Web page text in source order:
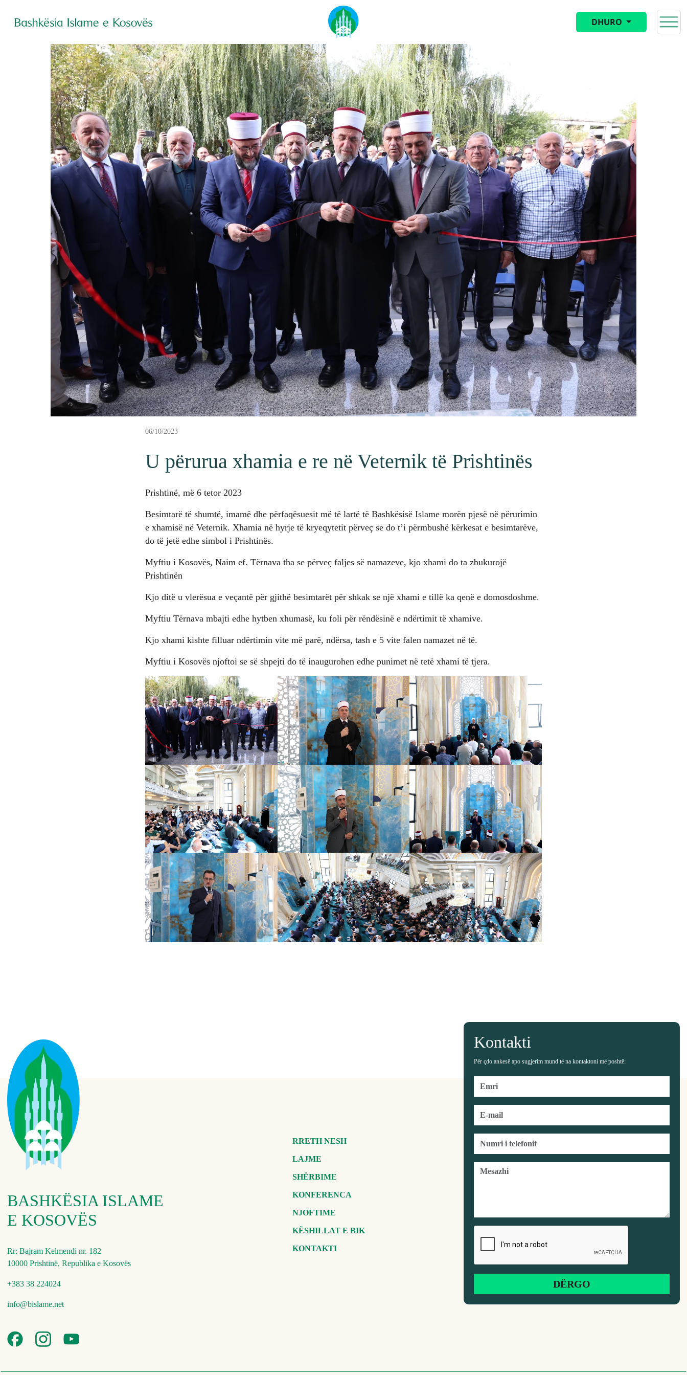
DHURO
06/10/2023
U përurua xhamia e re në Veternik të Prishtinës
Prishtinë, më 6 tetor 2023
Besimtarë të shumtë, imamë dhe përfaqësuesit më të lartë të Bashkësisë Islame morën pjesë në përurimin
e xhamisë në Veternik. Xhamia në hyrje të kryeqytetit përveç se do t’i përmbushë kërkesat e besimtarëve,
do të jetë edhe simbol i Prishtinës.
Myftiu i Kosovës, Naim ef. Tërnava tha se përveç faljes së namazeve, kjo xhami do ta zbukurojë
Prishtinën
Kjo ditë u vlerësua e veçantë për gjithë besimtarët për shkak se një xhami e tillë ka qenë e domosdoshme.
Myftiu Tërnava mbajti edhe hytben xhumasë, ku foli për rëndësinë e ndërtimit të xhamive.
Kjo xhami kishte filluar ndërtimin vite më parë, ndërsa, tash e 5 vite falen namazet në të.
Myftiu i Kosovës njoftoi se së shpejti do të inaugurohen edhe punimet në tetë xhami të tjera.
BASHKËSIA ISLAME
E KOSOVËS
Rr: Bajram Kelmendi nr. 182
10000 Prishtinë, Republika e Kosovës
+383 38 224024
info@bislame.net
RRETH NESH
LAJME
SHËRBIME
KONFERENCA
NJOFTIME
KËSHILLAT E BIK
KONTAKTI
Kontakti
Për çdo ankesë apo sugjerim mund të na kontaktoni më poshtë: